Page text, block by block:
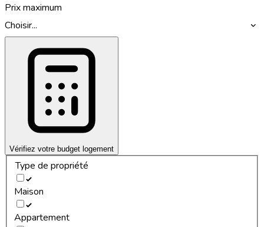
Prix maximum
Choisir...
Vérifiez votre budget logement
Type de propriété
Maison
Appartement